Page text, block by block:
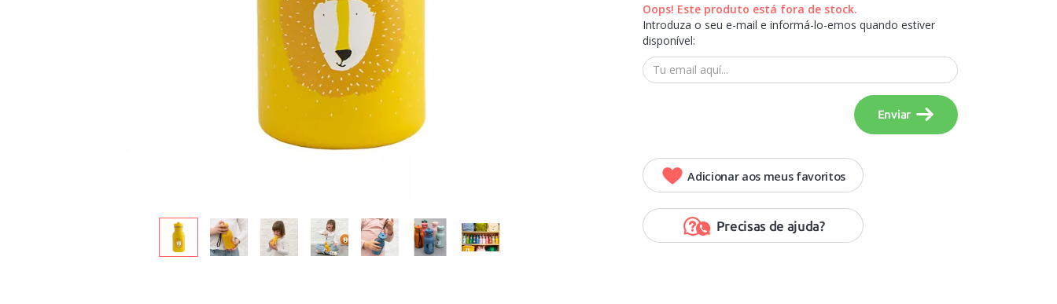
Oops! Este produto está fora de stock.
Introduza o seu e-mail e informá-lo-emos quando estiver
disponível:
Enviar
Adicionar aos meus favoritos
Precisas de ajuda?